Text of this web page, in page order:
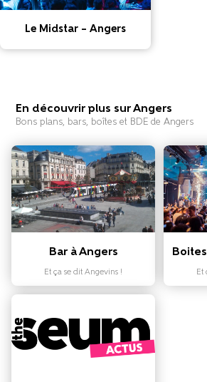
Le Midstar – Angers
En découvrir plus sur Angers
Bons plans, bars, boîtes et BDE de Angers
Bar à Angers
Et ça se dit Angevins ! Et